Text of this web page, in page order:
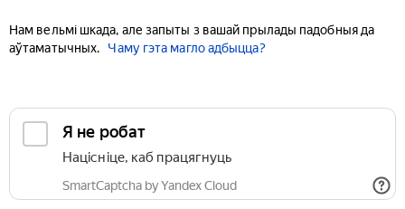
Нам вельмі шкада, але запыты з вашай прылады падобныя да
аўтаматычных.
Чаму гэта магло адбыцца?
Я не робат
Націсніце, каб працягнуць
SmartCaptcha by Yandex Cloud